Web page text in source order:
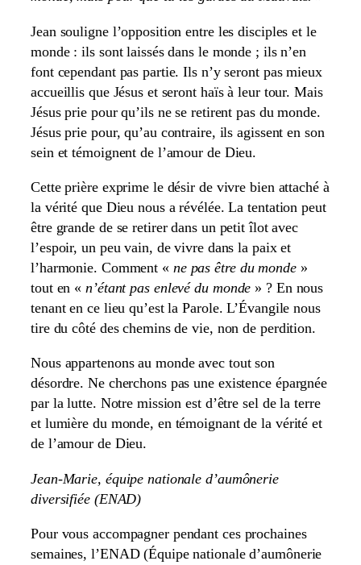
Jean souligne l’opposition entre les disciples et le
monde : ils sont laissés dans le monde ; ils n’en
font cependant pas partie. Ils n’y seront pas mieux
accueillis que Jésus et seront haïs à leur tour. Mais
Jésus prie pour qu’ils ne se retirent pas du monde.
Jésus prie pour, qu’au contraire, ils agissent en son
sein et témoignent de l’amour de Dieu.
Cette prière exprime le désir de vivre bien attaché à
la vérité que Dieu nous a révélée. La tentation peut
être grande de se retirer dans un petit îlot avec
l’espoir, un peu vain, de vivre dans la paix et
l’harmonie. Comment « ne pas être du monde»
tout en « n’étant pas enlevé du monde » ? En nous
tenant en ce lieu qu’est la Parole. L’Évangile nous
tire du côté des chemins de vie, non de perdition.
Nous appartenons au monde avec tout son
désordre. Ne cherchons pas une existence épargnée
par la lutte. Notre mission est d’être sel de la terre
et lumière du monde, en témoignant de la vérité et
de l’amour de Dieu.
Jean-Marie, équipe nationale d’aumônerie
diversifiée (ENAD)
Pour vous accompagner pendant ces prochaines
semaines, l’ENAD (Équipe nationale d’aumônerie